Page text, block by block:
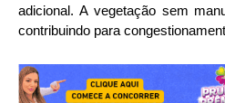
adicional. A vegetação sem
contribuindo para